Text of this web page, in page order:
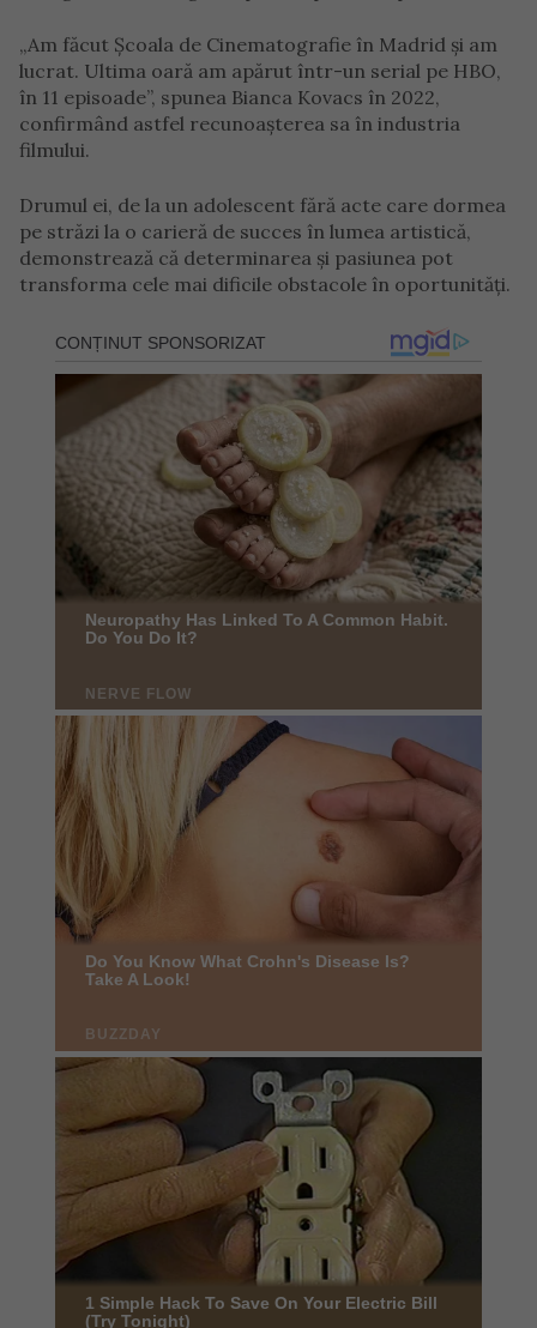
„Am făcut Școala de Cinematografie în Madrid și am
lucrat. Ultima oară am apărut într-un serial pe HBO,
în 11 episoade”, spunea Bianca Kovacs în 2022,
confirmând astfel recunoașterea sa în industria
filmului.
Drumul ei, de la un adolescent fără acte care dormea
pe străzi la o carieră de succes în lumea artistică,
demonstrează că determinarea și pasiunea pot
transforma cele mai dificile obstacole în oportunități.